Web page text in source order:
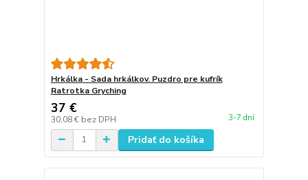
Hrkálka - Sada hrkálkov. Puzdro pre kufrík
Ratrotka Gryching
37 €
30,08 € bez DPH 3-7 dní
Pridať do košíka